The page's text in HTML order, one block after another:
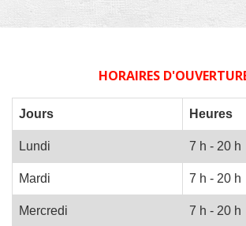
HORAIRES
Jours Heures
Lundi 7 h - 20 h
Mardi 7 h - 20 h
Mercredi 7 h - 20 h